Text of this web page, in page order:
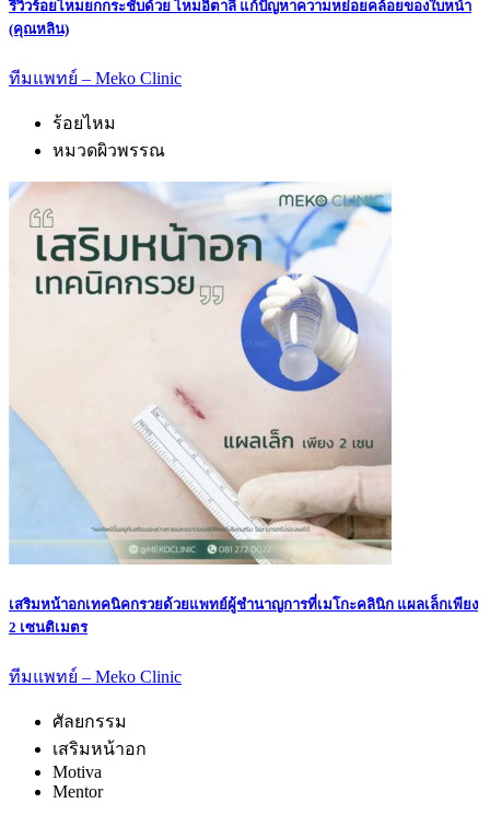
รีวิวร้อยไหมยกกระชับด้วย ไหมอิตาลี แก้ปัญหาความหย่อยคล้อยของใบหน้า
(คุณหลิน)
ทีมแพทย์ – Meko Clinic
ร้อยไหม
หมวดผิวพรรณ
เสริมหน้าอกเทคนิคกรวยด้วยแพทย์ผู้ชำนาญการที่เมโกะคลินิก แผลเล็กเพียง
2 เซนติเมตร
ทีมแพทย์ – Meko Clinic
ศัลยกรรม
เสริมหน้าอก
Motiva
Mentor